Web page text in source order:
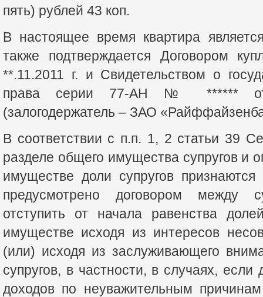
пять) рублей 43 коп.
В настоящее время квартира
также подтверждается Договором
**.11.2011 г. и Свидетельством о
права серии 77-АН № ******
(залогодержатель – ЗАО
В соответствии с п.п. 1, 2 статьи 39
разделе общего имущества супругов и
имуществе доли супругов
предусмотрено договором между
отступить от начала равенства
имуществе исходя из интересов
(или) исходя из заслуживающего
супругов, в частности, в случаях, если
доходов по неуважительным